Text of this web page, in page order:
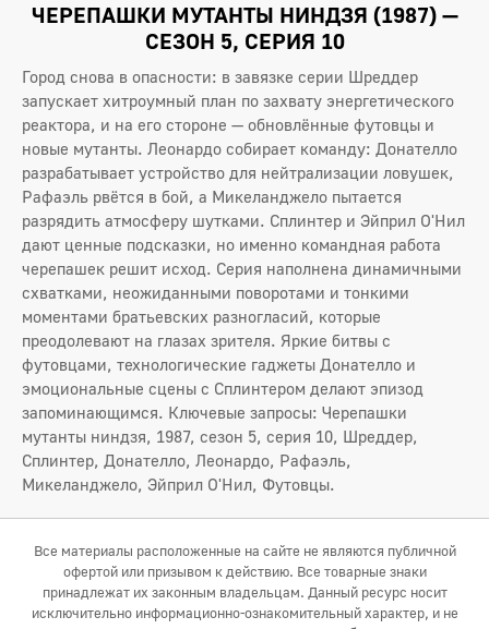
ЧЕРЕПАШКИ МУТАНТЫ НИНДЗЯ (1987) —
СЕЗОН 5, СЕРИЯ 10
Город снова в опасности: в завязке серии Шреддер
запускает хитроумный план по захвату энергетического
реактора, и на его стороне — обновлённые футовцы и
новые мутанты. Леонардо собирает команду: Донателло
разрабатывает устройство для нейтрализации ловушек,
Рафаэль рвётся в бой, а Микеланджело пытается
разрядить атмосферу шутками. Сплинтер и Эйприл О'Нил
дают ценные подсказки, но именно командная работа
черепашек решит исход. Серия наполнена динамичными
схватками, неожиданными поворотами и тонкими
моментами братьевских разногласий, которые
преодолевают на глазах зрителя. Яркие битвы с
футовцами, технологические гаджеты Донателло и
эмоциональные сцены с Сплинтером делают эпизод
запоминающимся. Ключевые запросы: Черепашки
мутанты ниндзя, 1987, сезон 5, серия 10, Шреддер,
Сплинтер, Донателло, Леонардо, Рафаэль,
Микеланджело, Эйприл О'Нил, Футовцы.
Все материалы расположенные на сайте не являются публичной
офертой или призывом к действию. Все товарные знаки
принадлежат их законным владельцам. Данный ресурс носит
исключительно информационно-ознакомительный характер, и не